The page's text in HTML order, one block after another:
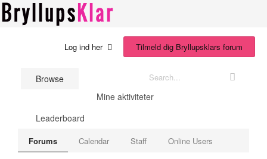
Bryllupsklar.dk
Browse
Forums Calendar Staff Online Users
Mine aktiviteter
Leaderboard
Log ind her Tilmeld dig Bryllupsklars forum